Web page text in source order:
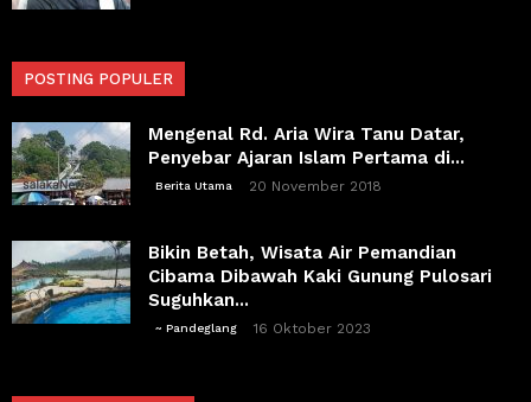
POSTING POPULER
Mengenal Rd. Aria Wira Tanu Datar,
Penyebar Ajaran Islam Pertama di...
Berita Utama 20 November 2018
Bikin Betah, Wisata Air Pemandian
Cibama Dibawah Kaki Gunung Pulosari
Suguhkan...
~ Pandeglang 16 Oktober 2023